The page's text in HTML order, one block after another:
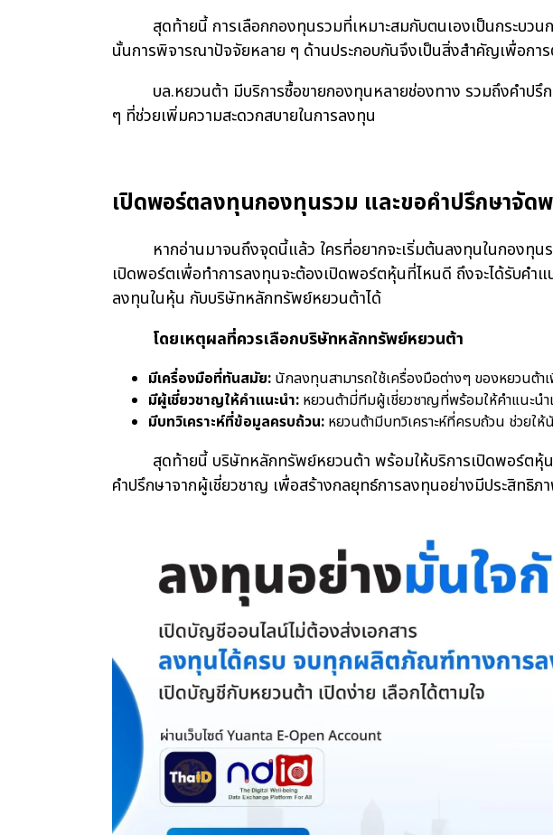
สุดท้ายนี้ การเลือกกองทุนรวมที่เหมาะสมกับตนเองเป็นกระบวน
นั้นการพิจารณาปัจจัยหลาย ๆ ด้านประกอบกันจึงเป็นสิ่งสำคัญเพื่อกา
บล.หยวนต้า มีบริการซื้อขายกองทุนหลายช่องทาง รวมถึงคำปรึ
ๆ ที่ช่วยเพิ่มความสะดวกสบายในการลงทุน
เปิดพอร์ตลงทุนกองทุนรวม และขอคำปรึกษาจัด
หากอ่านมาจนถึงจุดนี้แล้ว ใครที่อยากจะเริ่มต้นลงทุนในกองทุนร
เปิดพอร์ตเพื่อทำการลงทุนจะต้องเปิดพอร์ตหุ้นที่ไหนดี ถึงจะได้รับคำ
ลงทุนในหุ้น กับบริษัทหลักทรัพย์หยวนต้าได้
โดยเหตุผลที่ควรเลือกบริษัทหลักทรัพย์หยวนต้า
มีเครื่องมือที่ทันสมัย: นักลงทุนสามารถใช้เครื่องมือต่างๆ ของหยวนต้า
มีผู้เชี่ยวชาญให้คำแนะนำ: หยวนต้ามี่ทีมผู้เชี่ยวชาญที่พร้อมให้คำแนะน
มีบทวิเคราะห์ที่ข้อมูลครบถ้วน: หยวนต้ามีบทวิเคราะห์ที่ครบถ้วน ช่วยใ
สุดท้ายนี้ บริษัทหลักทรัพย์หยวนต้า พร้อมให้บริการเปิดพอร์ตหุ้น
คำปรึกษาจากผู้เชี่ยวชาญ เพื่อสร้างกลยุทธ์การลงทุนอย่างมีประสิทธิ